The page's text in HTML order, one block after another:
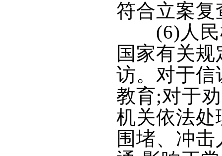
符合立案
(6)人民
国家有关
访。对于信
教育;对于
机关依法处
围堵、冲